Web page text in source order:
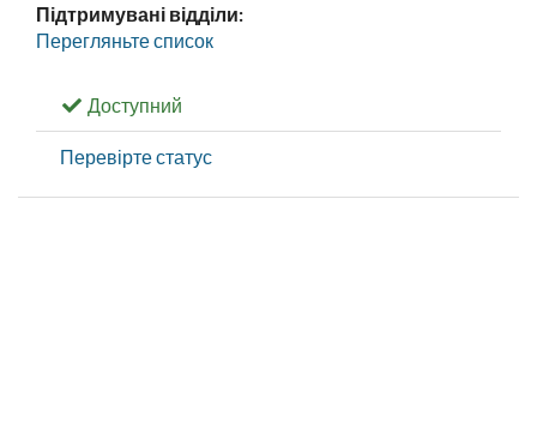
Підтримувані відділи:
Перегляньте список
Доступний
Перевірте статус